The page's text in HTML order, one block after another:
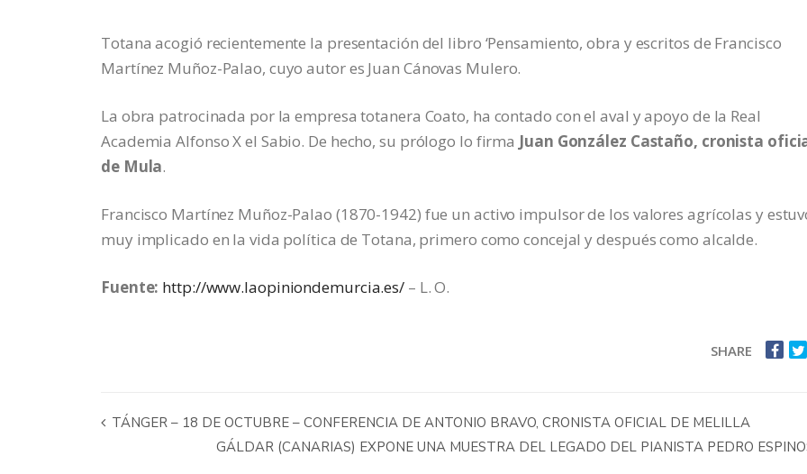
Totana acogió recientemente la presentación del libro ‘Pensamiento, obra y escritos de Francisco
Martínez Muñoz-Palao, cuyo autor es Juan Cánovas Mulero.
La obra patrocinada por la empresa totanera Coato, ha contado con el aval y apoyo de la Real
Academia Alfonso X el Sabio. De hecho, su prólogo lo firma Juan González Castaño, cronista
de Mula.
Francisco Martínez Muñoz-Palao (1870-1942) fue un activo impulsor de los valores agrícolas y
muy implicado en la vida política de Totana, primero como concejal y después como alcalde.
Fuente: http://www.laopiniondemurcia.es/ – L. O.
SHARE
TÁNGER – 18 DE OCTUBRE – CONFERENCIA DE ANTONIO BRAVO, CRONISTA OFICIAL DE MELILLA
GÁLDAR (CANARIAS) EXPONE UNA MUESTRA DEL LEGADO DEL PIANISTA PEDRO